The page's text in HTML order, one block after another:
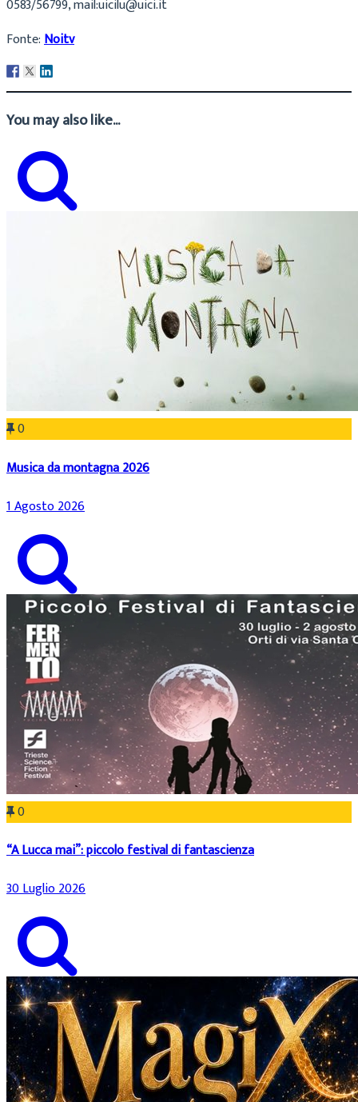
0583/56799, mail:uicilu@uici.it
Fonte:Noitv
You may also like...
0
Musica da montagna 2026
1 Agosto 2026
0
“A Lucca mai”: piccolo festival di fantascienza
30 Luglio 2026